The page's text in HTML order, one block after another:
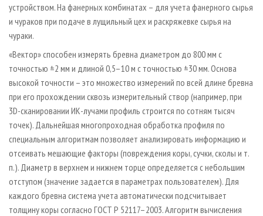
устройством. На фанерных комбинатах – для учета фанерного сырья
и чураков при подаче в лущильный цех и раскряжевке сырья на
чураки.
«Вектор» способен измерять бревна диаметром до 800 мм с
точностью ±2 мм и длиной 0,5–10 м с точностью ±30 мм. Основа
высокой точности – это множество измерений по всей длине бревна
при его прохождении сквозь измерительный створ (например, при
3D-сканировании ИК-лучами профиль строится по сотням тысяч
точек). Дальнейшая многопроходная обработка профиля по
специальным алгоритмам позволяет анализировать информацию и
отсеивать мешающие факторы (повреждения коры, сучки, сколы и т.
п.). Диаметр в верхнем и нижнем торце определяется с небольшим
отступом (значение задается в параметрах пользователем). Для
каждого бревна система учета автоматически подсчитывает
толщину коры согласно ГОСТ Р 52117–2003. Алгоритм вычисления